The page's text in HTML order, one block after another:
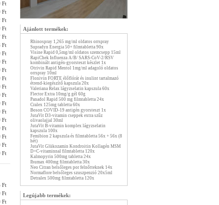
Ft
Ft
Ft
Ft
Ft
Ft
Ft
Ft
Ft
Ft
Ft
Ft
Ft
Ft
Ft
Ft
Ft
Ft
Ft
Ft
Ft
Ft
Ajánlott termékek:
Rhinospray 1,265 mg/ml oldatos orrspray
Supradyn Energia 50+ filmtabletta 90x
Visine Rapid 0,5mg/ml oldatos szemcsepp 15ml
RapiChek Influenza A/B/ SARS-CoV-2/RSV
kombinált antigén-gyorsteszt készlet 1x
Otrivin Rapid Mentol 1mg/ml adagoló oldatos
orrspray 10ml
Flonivin FORTE élőflórát és inulint tartalmazó
étrend-kiegészítő kapszula 20x
Valeriana Relax lágyzselatin kapszula 60x
Flector Extra 10mg/g gél 60g
Panadol Rapid 500 mg filmtabletta 24x
Cralex 125mg tabletta 60x
Boson COVID-19 antigén gyorsteszt 1x
JutaVit D3-vitamin cseppek extra szűz
olivaolajjal 30ml
JutaVit B-vitamin komplex lágyzselatin
kapszula 100x
Femibion 2 kapszula és filmtabletta 56x + 56x (8
hét)
JutaVit Glükozamin Kondroitin Kollagén MSM
D+C-vitaminnal filmtabletta 120x
Kalmopyrin 500mg tabletta 24x
Ibumax 400mg filmtabletta 30x
Neo Citran belsőleges por felnőtteknek 14x
Normaflore belsőleges szuszpenzió 20x5ml
Detralex 500mg filmtabletta 120x
Legújabb termékek: